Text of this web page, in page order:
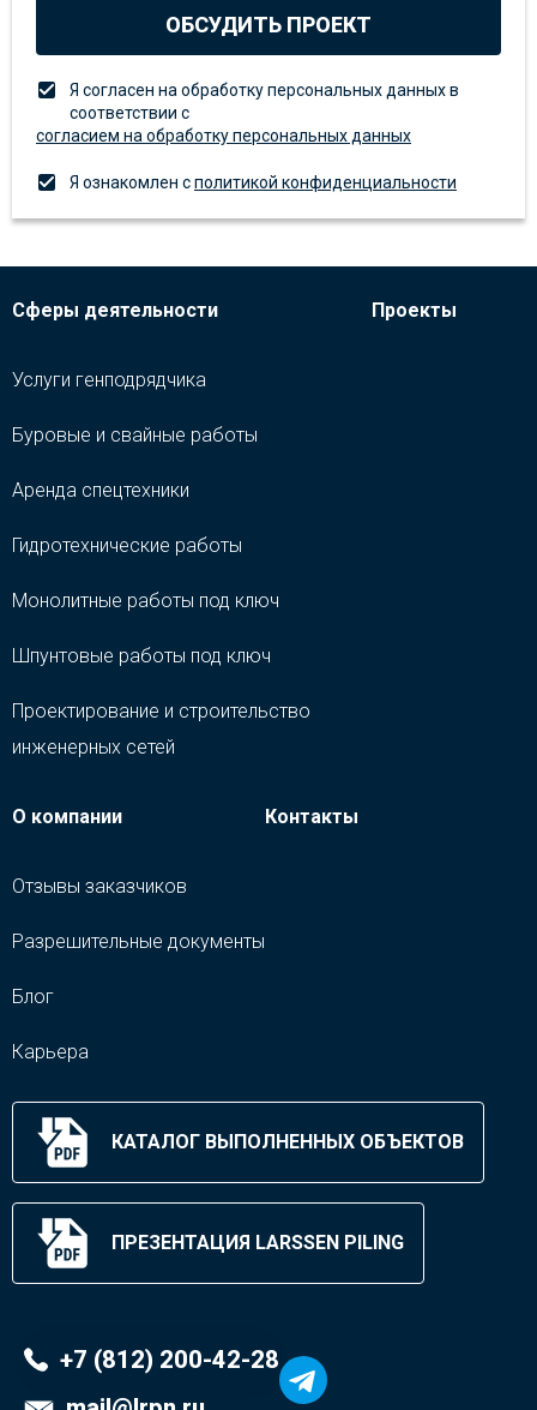
ОБСУДИТЬ ПРОЕКТ
Я согласен на обработку персональных данных в
соответствии с
согласием на обработку персональных данных
Я ознакомлен сполитикой конфиденциальности
Сферы деятельности
Услуги генподрядчика
Буровые и свайные работы
Аренда спецтехники
Гидротехнические работы
Монолитные работы под ключ
Шпунтовые работы под ключ
Проектирование и строительство
инженерных сетей
Проекты
О компании
Отзывы заказчиков
Разрешительные документы
Блог
Карьера
Контакты
КАТАЛОГ ВЫПОЛНЕННЫХ ОБЪЕКТОВ
ПРЕЗЕНТАЦИЯ LARSSEN PILING
+7 (812) 200-42-28